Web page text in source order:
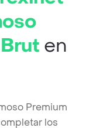
en
Premium
los